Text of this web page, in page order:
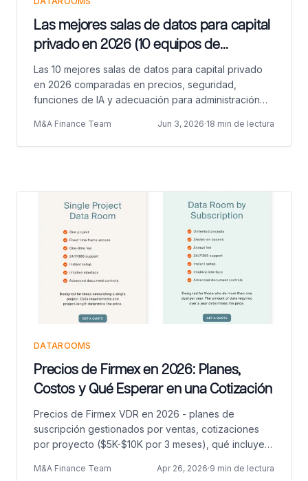
Las mejores salas de datos para capital
privado en 2026 (10 equipos de
operaciones de PE comparados)
Las 10 mejores salas de datos para capital privado
en 2026 comparadas en precios, seguridad,
funciones de IA y adecuación para administración
empresas en cartera y preparación de salidas.
M&A Finance Team Jun 3, 2026·18 min de lectura
DATAROOMS
Precios de Firmex en 2026: Planes,
Costos y Qué Esperar en una Cotización
Precios de Firmex VDR en 2026 - planes de
suscripción gestionados por ventas, cotizaciones
por proyecto ($5K-$10K por 3 meses), qué incluye
M&A Finance Team Apr 26, 2026·9 min de lectura